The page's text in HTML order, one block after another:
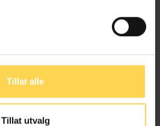
Tillat alle
Tillat utvalg